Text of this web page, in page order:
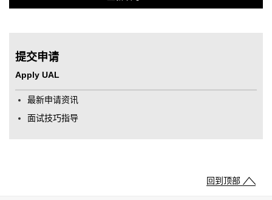
提交申请
Apply UAL
最新申请资讯
面试技巧指导
回到顶部